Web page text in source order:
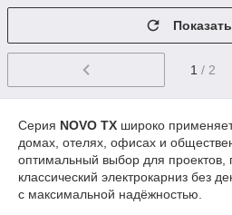
1 / 2
Серия NOVO TX широко
домах, отелях, офисах и
оптимальный выбор для проектов,
классический электрокарниз без
с максимальной надёжностью.